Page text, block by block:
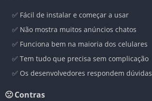
✅ Fácil de instalar e começar a usar
✅ Não mostra muitos anúncios chatos
✅ Funciona bem na maioria dos celulares
✅ Tem tudo que precisa sem complicação
✅ Os desenvolvedores respondem dúvidas
🙁 Contras